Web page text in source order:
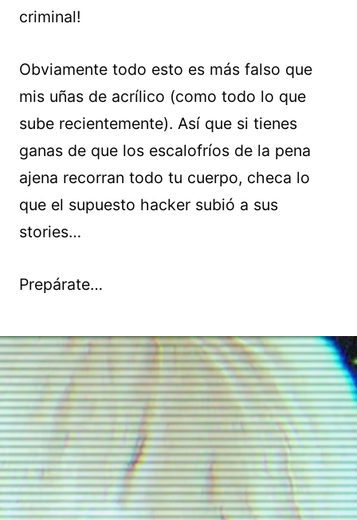
criminal!
Obviamente todo esto es más falso que
mis uñas de acrílico (como todo lo que
sube recientemente). Así que si tienes
ganas de que los escalofríos de la pena
ajena recorran todo tu cuerpo, checa lo
que el supuesto hacker subió a sus
stories…
Prepárate…